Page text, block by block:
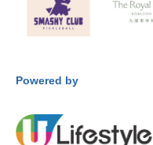
如有查詢，請電郵至
Powered by